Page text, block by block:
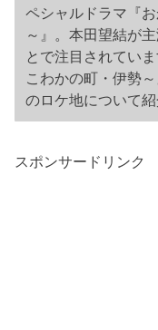
ペシャルドラマ『
～』。本田望結が
とで注目されてい
こわかの町・伊勢
のロケ地について紹
スポンサードリンク